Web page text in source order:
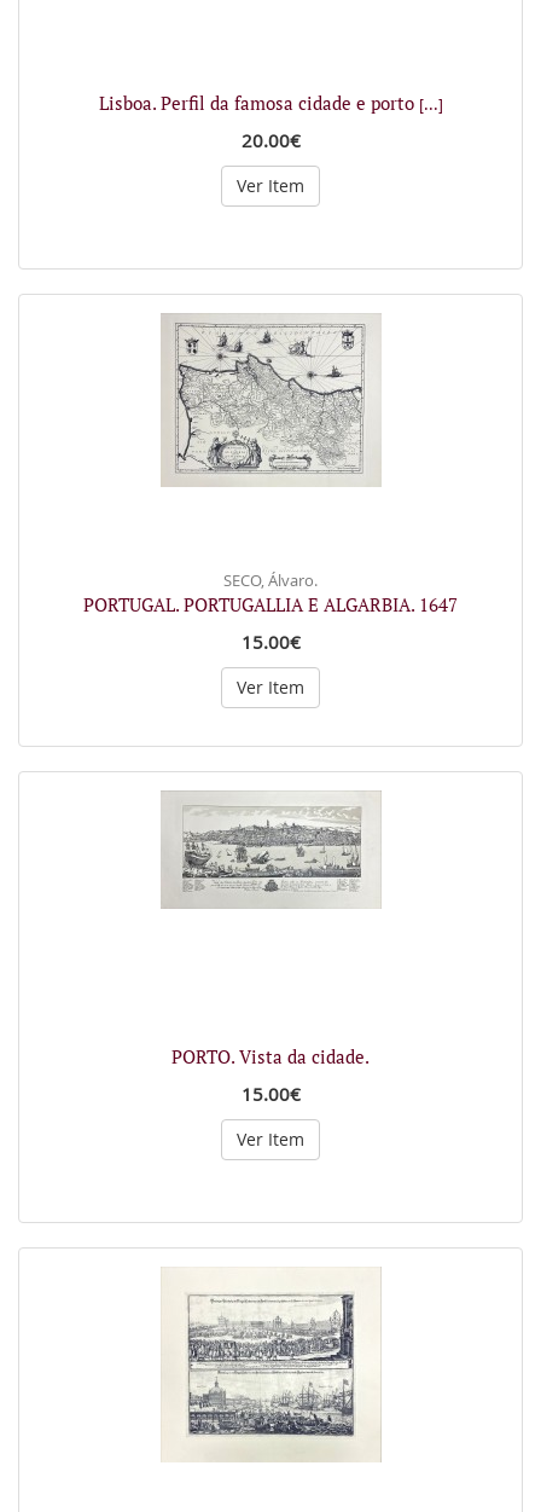
Lisboa. Perfil da famosa cidade e porto [...]
20.00€
Ver Item
SECO, Álvaro.
PORTUGAL. PORTUGALLIA E ALGARBIA. 1647
15.00€
Ver Item
PORTO. Vista da cidade.
15.00€
Ver Item